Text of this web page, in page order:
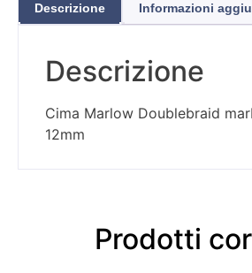
Descrizione Informazioni
Descrizione
Cima Marlow Doublebraid
12mm
Prodotti